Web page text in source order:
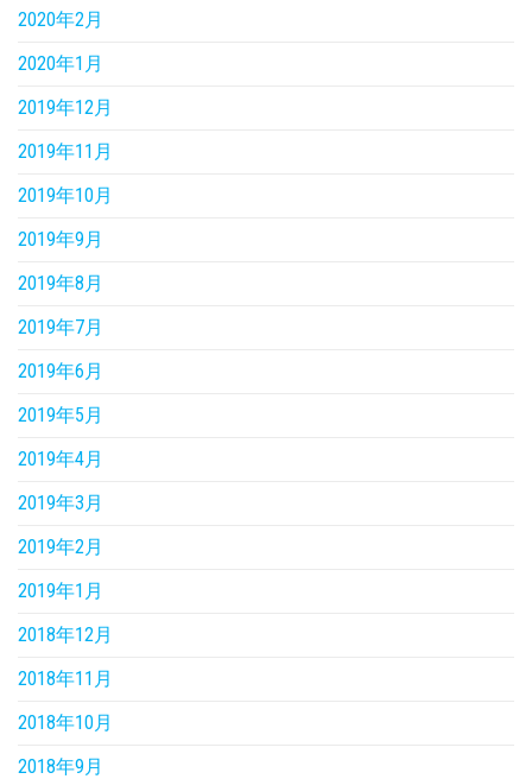
2020年2月
2020年1月
2019年12月
2019年11月
2019年10月
2019年9月
2019年8月
2019年7月
2019年6月
2019年5月
2019年4月
2019年3月
2019年2月
2019年1月
2018年12月
2018年11月
2018年10月
2018年9月